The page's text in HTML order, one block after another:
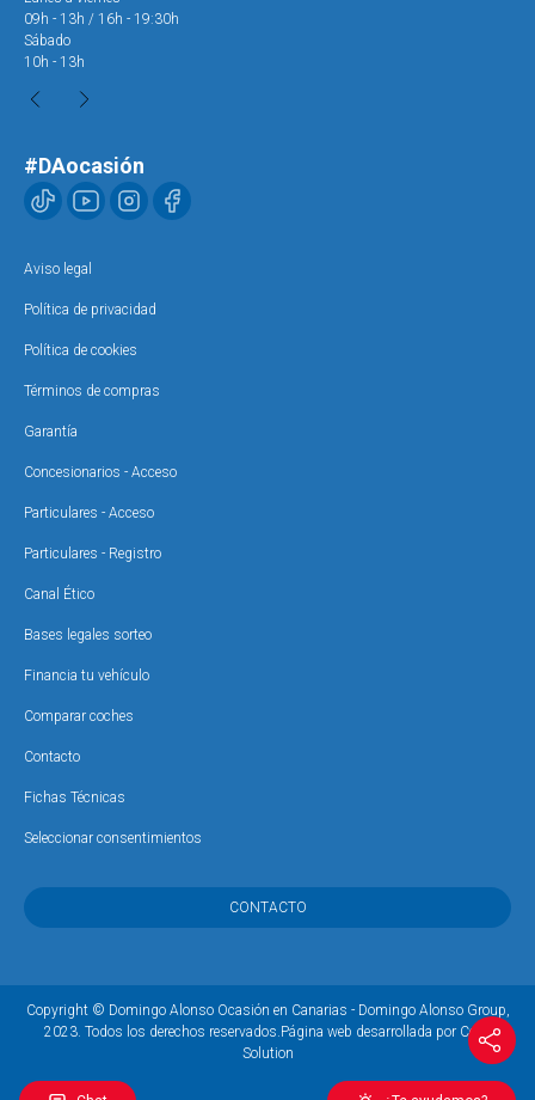
09h - 13h / 16h - 19:30h
Sábado
10h - 13h
#DAocasión
Aviso legal
Política de privacidad
Política de cookies
Términos de compras
Garantía
Concesionarios - Acceso
Particulares - Acceso
Particulares - Registro
Canal Ético
Bases legales sorteo
Financia tu vehículo
Comparar coches
Contacto
Fichas Técnicas
Seleccionar consentimientos
CONTACTO
Copyright © Domingo Alonso Ocasión en Canarias - Domingo Alonso Group,
2023. Todos los derechos reservados.Página web desarrollada por Coco
Solution